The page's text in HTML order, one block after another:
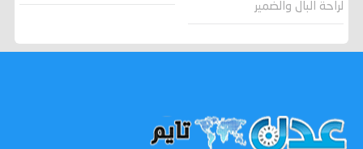
لراحة البال والضمير